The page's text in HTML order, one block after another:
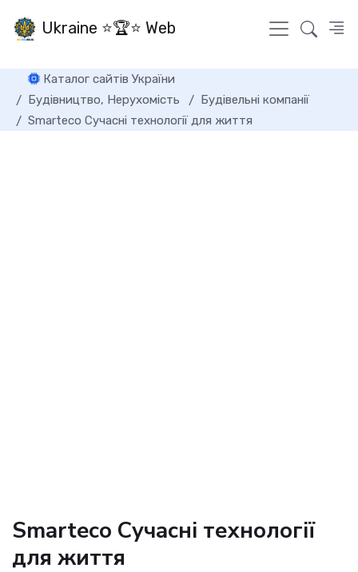
Ukraine ⭐🏆⭐ Web
Каталог сайтів України
Будівництво, Нерухомість
Будівельні компанії
Smarteco Сучасні технології для життя
Smarteco Сучасні технології
для життя